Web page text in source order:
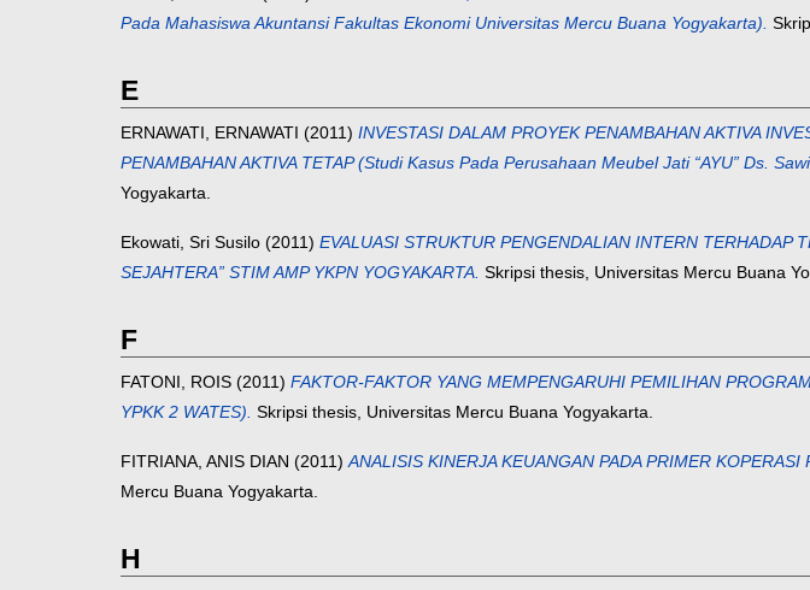
Pada Mahasiswa Akuntansi Fakultas Ekonomi Universitas Mercu Buana Yogyakarta).
E
ERNAWATI, ERNAWATI (2011) INVESTASI DALAM PROYEK PENAMBAHAN AKTIVA
PENAMBAHAN AKTIVA TETAP (Studi Kasus Pada Perusahaan Meubel Jati “AYU” Ds.
Yogyakarta.
Ekowati, Sri Susilo (2011) EVALUASI STRUKTUR PENGENDALIAN INTERN TERHADAP
SEJAHTERA” STIM AMP YKPN YOGYAKARTA. Skripsi thesis, Universitas Mercu Buana
F
FATONI, ROIS (2011) FAKTOR-FAKTOR YANG MEMPENGARUHI PEMILIHAN
YPKK 2 WATES). Skripsi thesis, Universitas Mercu Buana Yogyakarta.
FITRIANA, ANIS DIAN (2011)ANALISIS KINERJA KEUANGAN PADA PRIMER
Mercu Buana Yogyakarta.
H